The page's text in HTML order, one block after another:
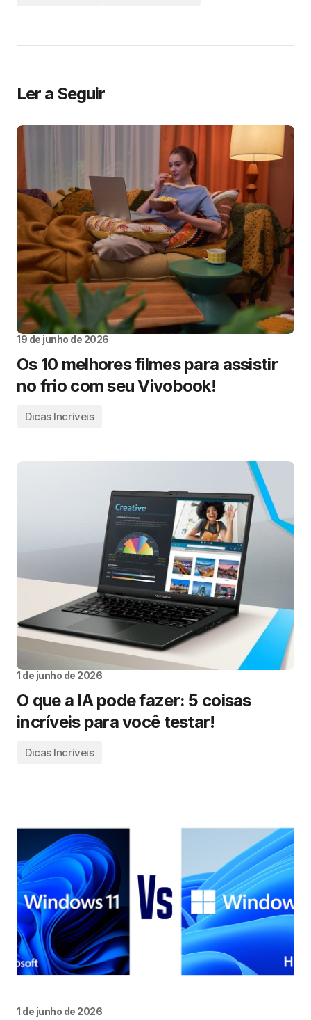
Ler a Seguir
19 de junho de 2026
Os 10 melhores filmes para assistir
no frio com seu Vivobook!
Dicas Incríveis
1 de junho de 2026
O que a IA pode fazer: 5 coisas
incríveis para você testar!
Dicas Incríveis
1 de junho de 2026